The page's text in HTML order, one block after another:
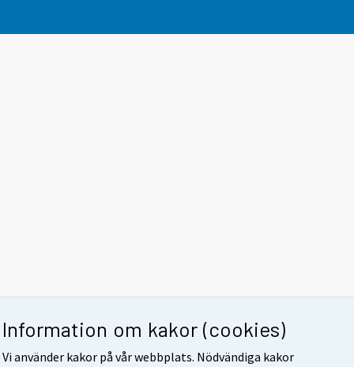
Information om kakor (cookies)
Vi använder kakor på vår webbplats. Nödvändiga kakor